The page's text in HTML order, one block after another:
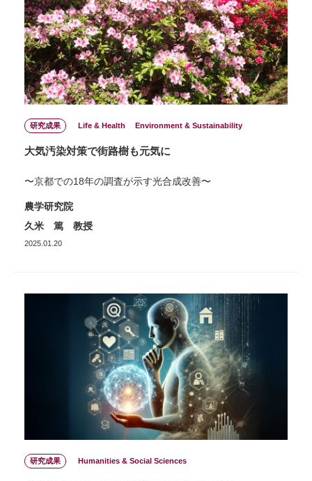
研究成果 Life & Health Environment & Sustainability
大気汚染対策で街路樹も元気に
〜京都での18年の調査が示す光合成改善〜
農学研究院
久米 篤 教授
2025.01.20
研究成果 Humanities & Social Sciences